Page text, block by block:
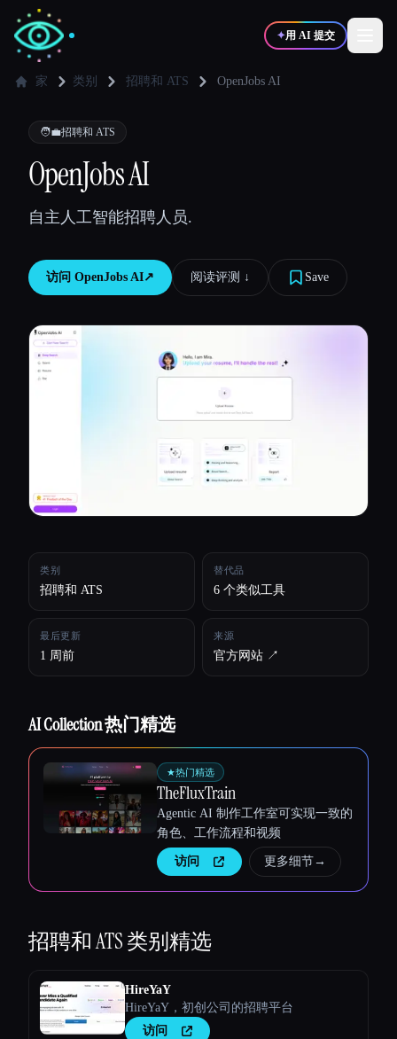
✦用 AI 提交
✍️写作者
💻 开发者
博客
Esc
家 类别 招聘和 ATS OpenJobs AI
🧑‍💼招聘和 ATS
OpenJobs AI
自主人工智能招聘人员.
访问 OpenJobs AI↗︎ 阅读评测 ↓︎ Save
类别
招聘和 ATS
替代品
6 个类似工具
最后更新
1 周前
来源
官方网站 ↗︎
AI Collection 热门精选
★热门精选
TheFluxTrain
Agentic AI 制作工作室可实现一致的
角色、工作流程和视频
访问 更多细节→
招聘和 ATS类别精选
HireYaY
HireYaY，初创公司的招聘平台
访问